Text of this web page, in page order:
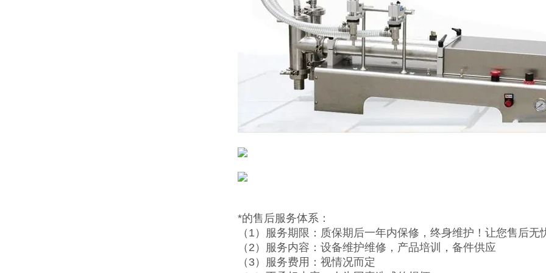
*的售后服务体系：
（1）服务期限：质保期后一年内保修，终身维护！让您售后无
（2）服务内容：设备维护维修，产品培训，备件供应
（3）服务费用：视情况而定